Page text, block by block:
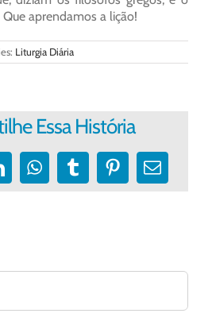
aprendamos a lição!
Liturgia Diária
Essa História
WhatsApp
TumblrPinterest
E-